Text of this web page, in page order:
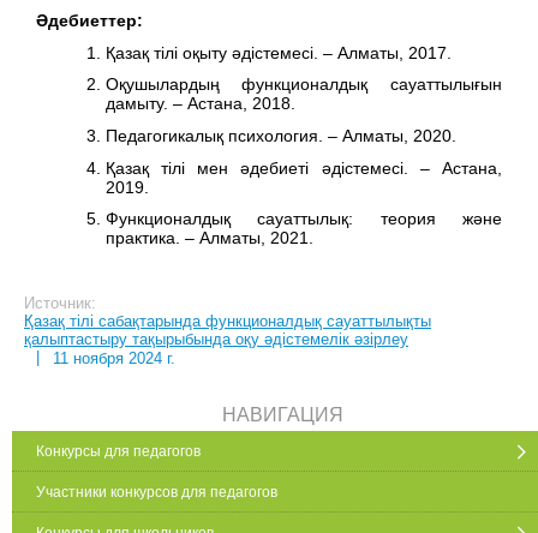
Әдебиеттер:
Қазақ тілі оқыту әдістемесі. – Алматы, 2017.
Оқушылардың функционалдық сауаттылығын
дамыту. – Астана, 2018.
Педагогикалық психология. – Алматы, 2020.
Қазақ тілі мен әдебиеті әдістемесі. – Астана,
2019.
Функционалдық сауаттылық: теория және
практика. – Алматы, 2021.
Источник:
Қазақ тілі сабақтарында функционалдық сауаттылықты
қалыптастыру тақырыбында оқу әдістемелік әзірлеу
|
11 ноября 2024 г.
НАВИГАЦИЯ
Конкурсы для педагогов
Участники конкурсов для педагогов